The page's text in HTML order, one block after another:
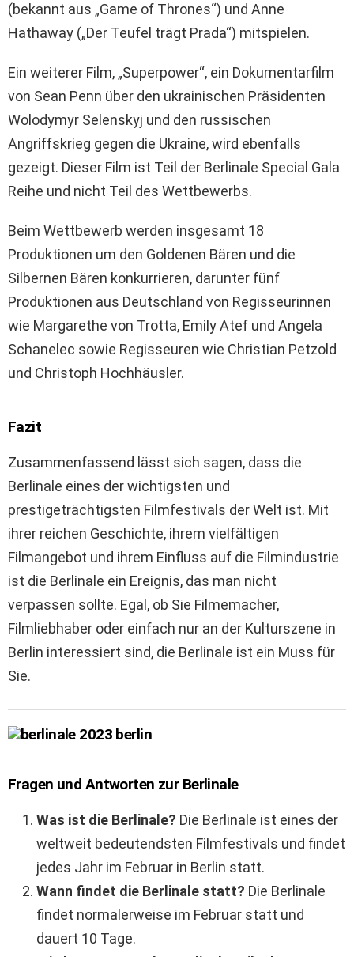
(bekannt aus „Game of Thrones“) und Anne
Hathaway („Der Teufel trägt Prada“) mitspielen.
Ein weiterer Film, „Superpower“, ein Dokumentarfilm
von Sean Penn über den ukrainischen Präsidenten
Wolodymyr Selenskyj und den russischen
Angriffskrieg gegen die Ukraine, wird ebenfalls
gezeigt. Dieser Film ist Teil der Berlinale Special Gala
Reihe und nicht Teil des Wettbewerbs.
Beim Wettbewerb werden insgesamt 18
Produktionen um den Goldenen Bären und die
Silbernen Bären konkurrieren, darunter fünf
Produktionen aus Deutschland von Regisseurinnen
wie Margarethe von Trotta, Emily Atef und Angela
Schanelec sowie Regisseuren wie Christian Petzold
und Christoph Hochhäusler.
Fazit
Zusammenfassend lässt sich sagen, dass die
Berlinale eines der wichtigsten und
prestigeträchtigsten Filmfestivals der Welt ist. Mit
ihrer reichen Geschichte, ihrem vielfältigen
Filmangebot und ihrem Einfluss auf die Filmindustrie
ist die Berlinale ein Ereignis, das man nicht
verpassen sollte. Egal, ob Sie Filmemacher,
Filmliebhaber oder einfach nur an der Kulturszene in
Berlin interessiert sind, die Berlinale ist ein Muss für
Sie.
Fragen und Antworten zur Berlinale
Was ist die Berlinale? Die Berlinale ist eines der
weltweit bedeutendsten Filmfestivals und findet
jedes Jahr im Februar in Berlin statt.
Wann findet die Berlinale statt? Die Berlinale
findet normalerweise im Februar statt und
dauert 10 Tage.